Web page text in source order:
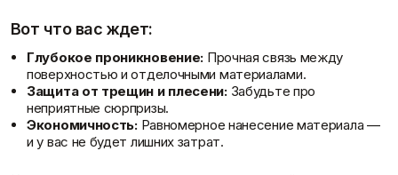
Шпаклевки
Базовая шпаклевка
Универсальная шпаклёвка
Финишная шпаклёвка
Показать больше
Выравнивающие
штукатурки и смеси
Декоративные
штукатурки
Вопрос-ответ
Вот что вас ждет:
Глубокое проникновение: Прочная связь между
поверхностью и отделочными материалами.
Защита от трещин и плесени:Забудьте про
неприятные сюрпризы.
Экономичность:Равномерное нанесение материала —
и у вас не будет лишних затрат.